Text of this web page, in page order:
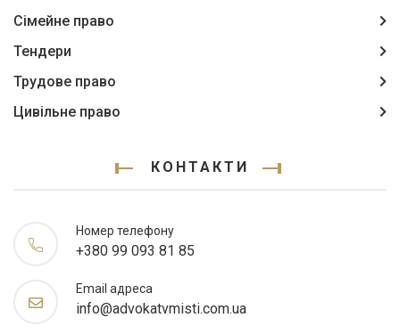
Сімейне право
Тендери
Трудове право
Цивільне право
КОНТАКТИ
Номер телефону
+380 99 093 81 85
Email адреса
info@advokatvmisti.com.ua